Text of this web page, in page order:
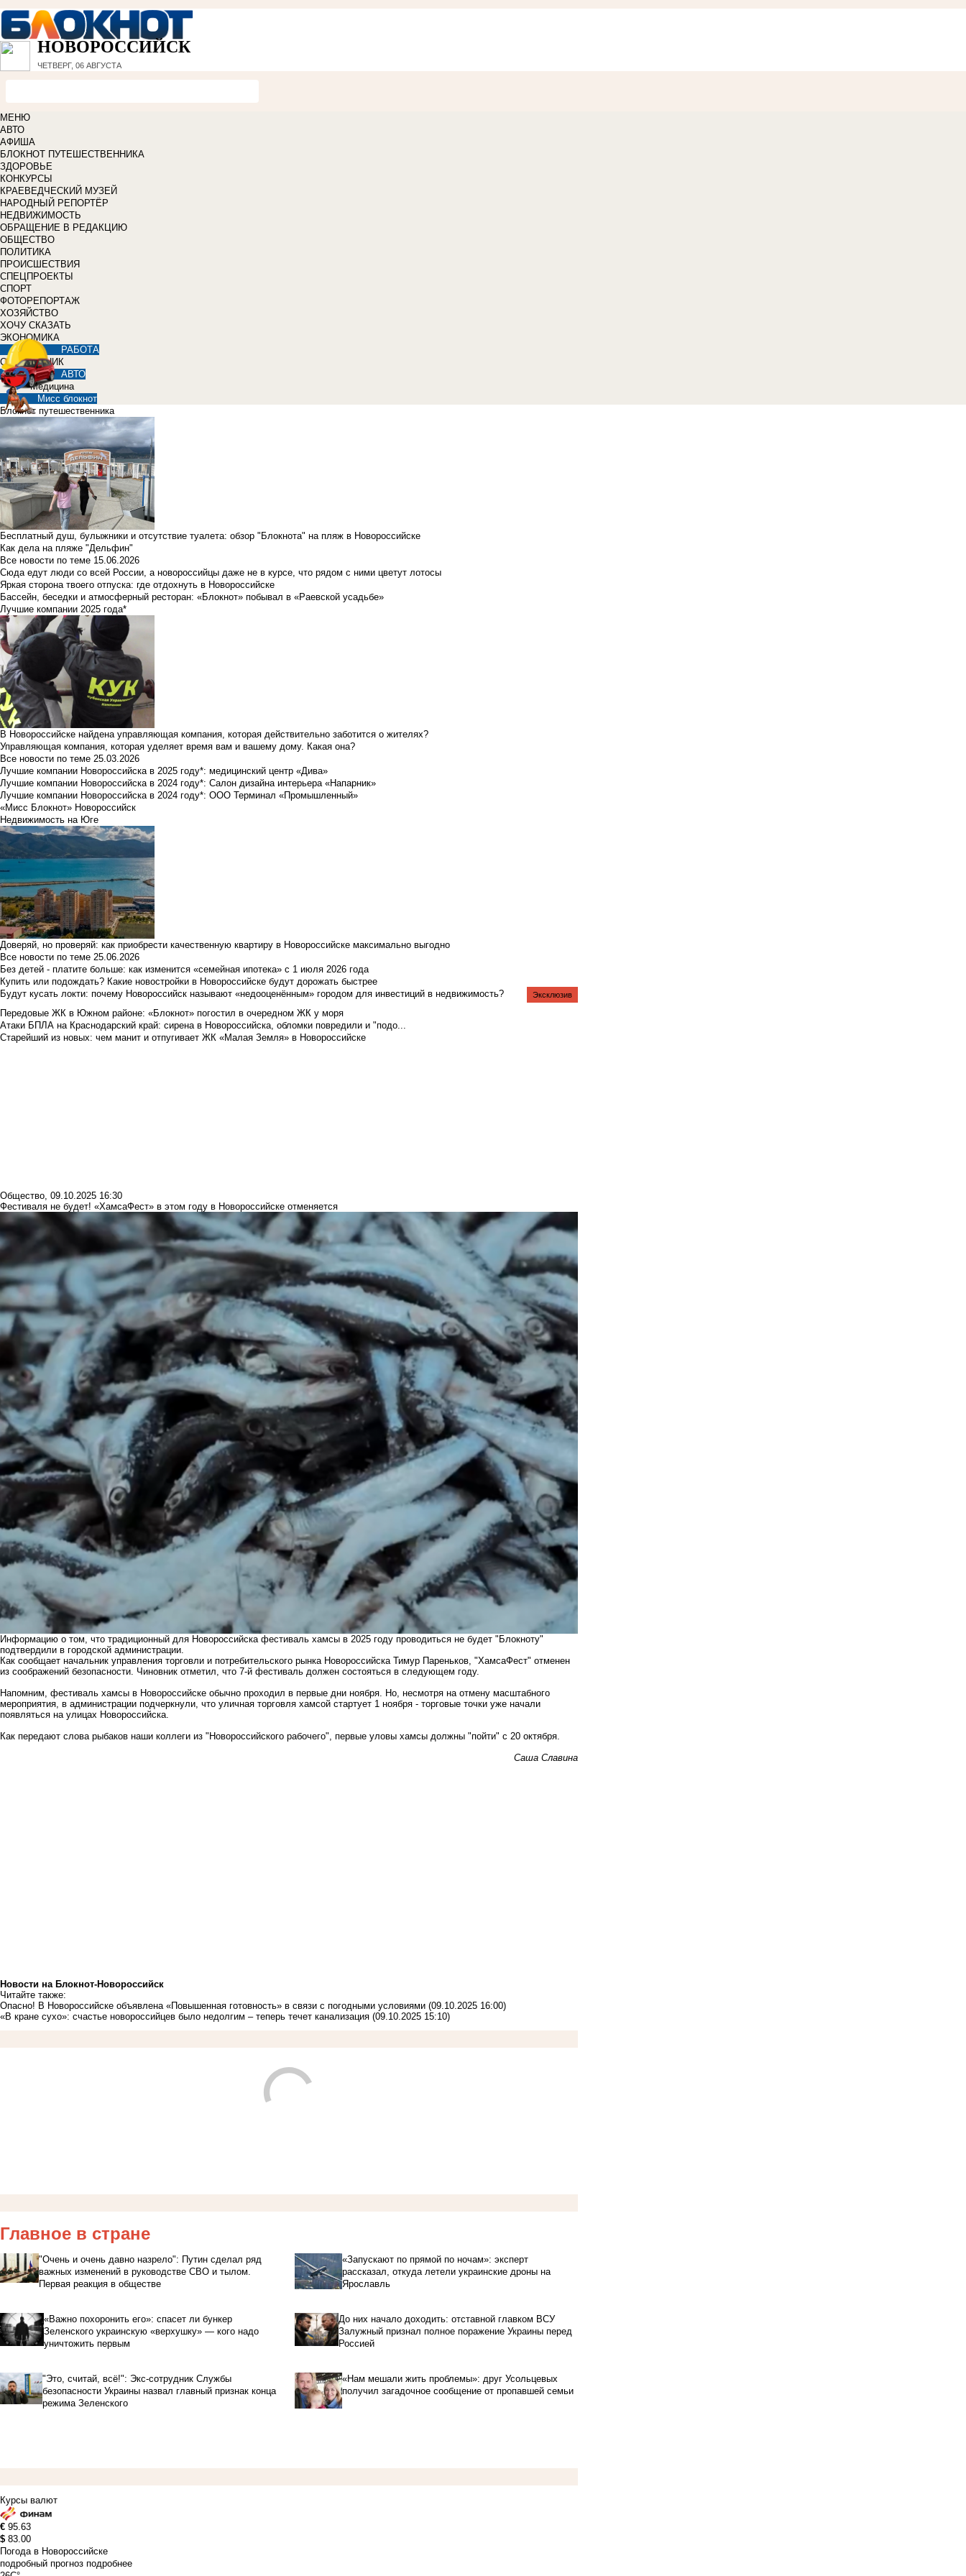
НОВОРОССИЙСК
ЧЕТВЕРГ, 06 АВГУСТА
МЕНЮ
АВТО
АФИША
БЛОКНОТ ПУТЕШЕСТВЕННИКА
ЗДОРОВЬЕ
КОНКУРСЫ
КРАЕВЕДЧЕСКИЙ МУЗЕЙ
НАРОДНЫЙ РЕПОРТЁР
НЕДВИЖИМОСТЬ
ОБРАЩЕНИЕ В РЕДАКЦИЮ
ОБЩЕСТВО
ПОЛИТИКА
ПРОИСШЕСТВИЯ
СПЕЦПРОЕКТЫ
СПОРТ
ФОТОРЕПОРТАЖ
ХОЗЯЙСТВО
ХОЧУ СКАЗАТЬ
ЭКОНОМИКА
РАБОТА
СПРАВОЧНИК
АВТО
Медицина
Мисс блокнот
Блокнот путешественника
Бесплатный душ, булыжники и отсутствие туалета: обзор "Блокнота" на пляж в Новороссийске
Как дела на пляже "Дельфин"
Все новости по теме 15.06.2026
Сюда едут люди со всей России, а новороссийцы даже не в курсе, что рядом с ними цветут лотосы
Яркая сторона твоего отпуска: где отдохнуть в Новороссийске
Бассейн, беседки и атмосферный ресторан: «Блокнот» побывал в «Раевской усадьбе»
Лучшие компании 2025 года*
В Новороссийске найдена управляющая компания, которая действительно заботится о жителях?
Управляющая компания, которая уделяет время вам и вашему дому. Какая она?
Все новости по теме 25.03.2026
Лучшие компании Новороссийска в 2025 году*: медицинский центр «Дива»
Лучшие компании Новороссийска в 2024 году*: Салон дизайна интерьера «Напарник»
Лучшие компании Новороссийска в 2024 году*: ООО Терминал «Промышленный»
«Мисс Блокнот» Новороссийск
Недвижимость на Юге
Доверяй, но проверяй: как приобрести качественную квартиру в Новороссийске максимально выгодно
Все новости по теме 25.06.2026
Без детей - платите больше: как изменится «семейная ипотека» с 1 июля 2026 года
Купить или подождать? Какие новостройки в Новороссийске будут дорожать быстрее
Будут кусать локти: почему Новороссийск называют «недооценённым» городом для инвестиций в недвижимость?
Передовые ЖК в Южном районе: «Блокнот» погостил в очередном ЖК у моря
Атаки БПЛА на Краснодарский край: сирена в Новороссийска, обломки повредили и "подо...
Старейший из новых: чем манит и отпугивает ЖК «Малая Земля» в Новороссийске
Эксклюзив
Общество, 09.10.2025 16:30
Фестиваля не будет! «ХамсаФест» в этом году в Новороссийске отменяется
Информацию о том, что традиционный для Новороссийска фестиваль хамсы в 2025 году проводиться не будет "Блокноту"
подтвердили в городской администрации.
Как сообщает начальник управления торговли и потребительского рынка Новороссийска Тимур Пареньков, "ХамсаФест" отменен
из соображений безопасности. Чиновник отметил, что 7-й фестиваль должен состояться в следующем году.
Напомним, фестиваль хамсы в Новороссийске обычно проходил в первые дни ноября. Но, несмотря на отмену масштабного
мероприятия, в администрации подчеркнули, что уличная торговля хамсой стартует 1 ноября - торговые точки уже начали
появляться на улицах Новороссийска.
Как передают слова рыбаков наши коллеги из "Новороссийского рабочего", первые уловы хамсы должны "пойти" с 20 октября.
Саша Славина
Новости на Блoкнoт-Новороссийск
Читайте также:
Опасно! В Новороссийске объявлена «Повышенная готовность» в связи с погодными условиями (09.10.2025 16:00)
«В кране сухо»: счастье новороссийцев было недолгим – теперь течет канализация (09.10.2025 15:10)
Главное в стране
"Очень и очень давно назрело": Путин сделал ряд
важных изменений в руководстве СВО и тылом.
Первая реакция в обществе
«Запускают по прямой по ночам»: эксперт
рассказал, откуда летели украинские дроны на
Ярославль
«Важно похоронить его»: спасет ли бункер
Зеленского украинскую «верхушку» — кого надо
уничтожить первым
До них начало доходить: отставной главком ВСУ
Залужный признал полное поражение Украины перед
Россией
"Это, считай, всё!": Экс-сотрудник Службы
безопасности Украины назвал главный признак конца
режима Зеленского
«Нам мешали жить проблемы»: друг Усольцевых
получил загадочное сообщение от пропавшей семьи
Курсы валют
€ 95.63
$ 83.00
Погода в Новороссийске
подробный прогноз подробнее